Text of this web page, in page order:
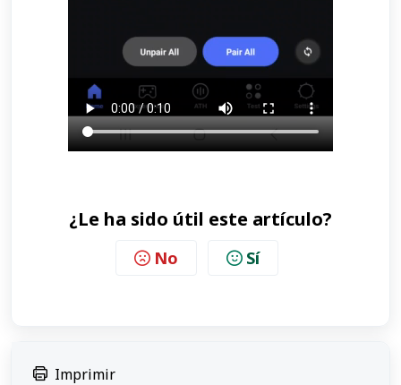
¿Le ha sido útil este artículo?
No Sí
Imprimir